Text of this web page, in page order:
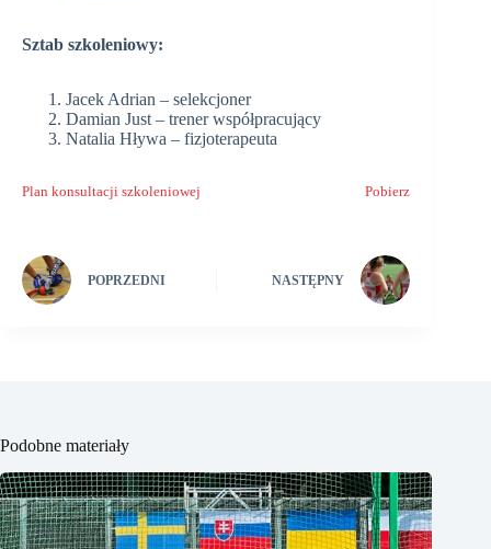
Sztab szkoleniowy:
Jacek Adrian – selekcjoner
Damian Just – trener współpracujący
Natalia Hływa – fizjoterapeuta
Plan konsultacji szkoleniowej Pobierz
POPRZEDNI NASTĘPNY
Podobne materiały